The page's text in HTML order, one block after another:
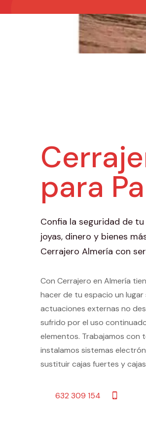
para
Confia la seguridad de
joyas, dinero y bienes
Cerrajero Almería con
Con Cerrajero en Almería
hacer de tu espacio un
actuaciones externas no
sufrido por el uso
elementos. Trabajamos
instalamos sistemas
sustituir cajas fuertes y
632 309 154